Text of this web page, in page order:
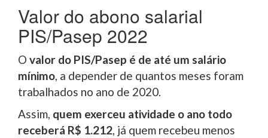
Valor do abono salarial
PIS/Pasep 2022
O valor do PIS/Pasep é de até um salário
mínimo, a depender de quantos meses foram
trabalhados no ano de 2020.
Assim, quem exerceu atividade o ano todo
receberá R$ 1.212, já quem recebeu menos